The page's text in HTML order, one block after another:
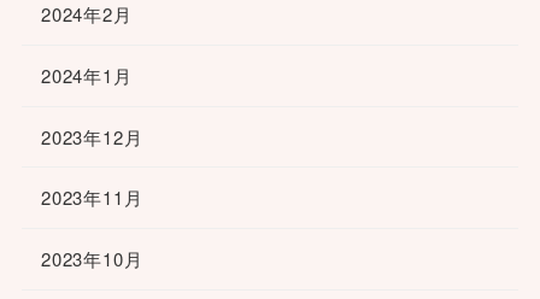
2024年2月
2024年1月
2023年12月
2023年11月
2023年10月